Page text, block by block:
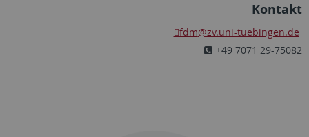
Kontakt
fdm@zv.uni-tuebingen.de
+49 7071 29-75082